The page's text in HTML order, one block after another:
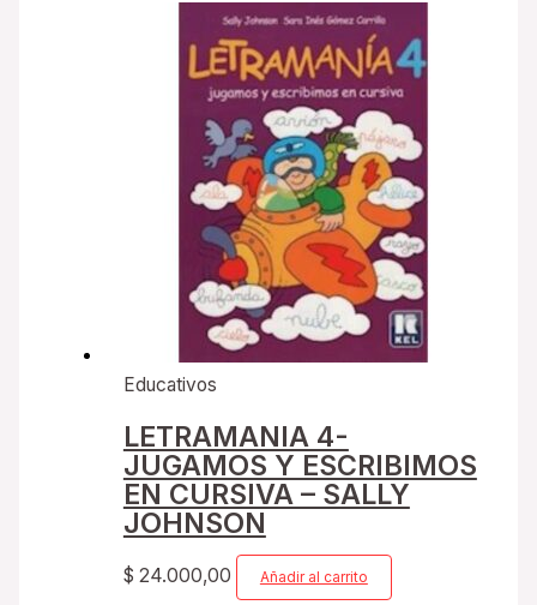
Educativos
LETRAMANIA 4-
JUGAMOS Y ESCRIBIMOS
EN CURSIVA – SALLY
JOHNSON
$ 24.000,00 Añadir al carrito